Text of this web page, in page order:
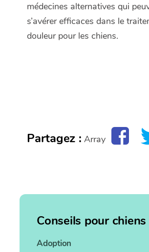
médecines alternatives qui
s’avérer efficaces dans le
douleur pour les chiens.
Partagez : Array
Conseils pour chiens
Adoption